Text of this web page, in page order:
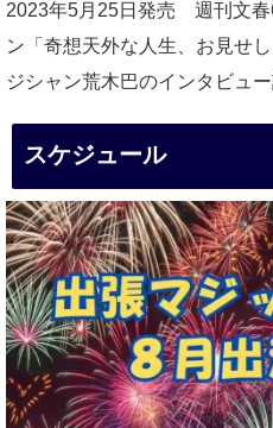
2023年5月25日発売 週刊文
ン「奇想天外な人生、お見せ
ジシャン荒木巴のインタビュ
スケジュール